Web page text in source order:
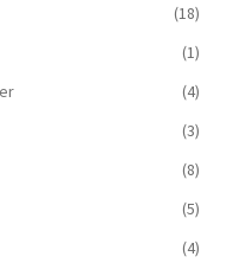
(18)
(1)
(4)
(3)
(8)
(5)
(4)